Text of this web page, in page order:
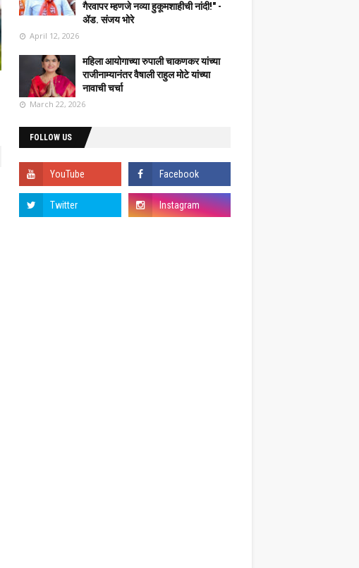
गैरवापर म्हणजे नव्या हुकूमशाहीची नांदी!" -
ॲड. संजय भोरे
April 12, 2026
महिला आयोगाच्या रुपाली चाकणकर यांच्या
राजीनाम्यानंतर वैषाली राहुल मोटे यांच्या
नावाची चर्चा
March 22, 2026
FOLLOW US